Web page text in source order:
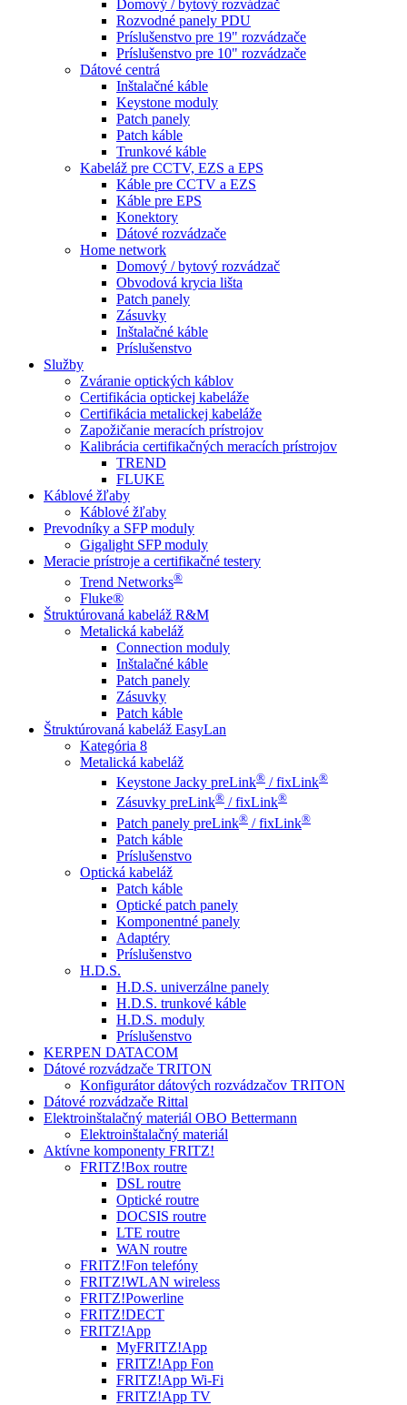
Domový / bytový rozvádzač
Rozvodné panely PDU
Príslušenstvo pre 19" rozvádzače
Príslušenstvo pre 10" rozvádzače
Dátové centrá
Inštalačné káble
Keystone moduly
Patch panely
Patch káble
Trunkové káble
Kabeláž pre CCTV, EZS a EPS
Káble pre CCTV a EZS
Káble pre EPS
Konektory
Dátové rozvádzače
Home network
Domový / bytový rozvádzač
Obvodová krycia lišta
Patch panely
Zásuvky
Inštalačné káble
Príslušenstvo
Služby
Zváranie optických káblov
Certifikácia optickej kabeláže
Certifikácia metalickej kabeláže
Zapožičanie meracích prístrojov
Kalibrácia certifikačných meracích prístrojov
TREND
FLUKE
Káblové žľaby
Káblové žľaby
Prevodníky a SFP moduly
Gigalight SFP moduly
Meracie prístroje a certifikačné testery
Trend Networks®
Fluke®
Štruktúrovaná kabeláž R&M
Metalická kabeláž
Connection moduly
Inštalačné káble
Patch panely
Zásuvky
Patch káble
Štruktúrovaná kabeláž EasyLan
Kategória 8
Metalická kabeláž
Keystone Jacky preLink® / fixLink®
Zásuvky preLink® / fixLink®
Patch panely preLink® / fixLink®
Patch káble
Príslušenstvo
Optická kabeláž
Patch káble
Optické patch panely
Komponentné panely
Adaptéry
Príslušenstvo
H.D.S.
H.D.S. univerzálne panely
H.D.S. trunkové káble
H.D.S. moduly
Príslušenstvo
KERPEN DATACOM
Dátové rozvádzače TRITON
Konfigurátor dátových rozvádzačov TRITON
Dátové rozvádzače Rittal
Elektroinštalačný materiál OBO Bettermann
Elektroinštalačný materiál
Aktívne komponenty FRITZ!
FRITZ!Box routre
DSL routre
Optické routre
DOCSIS routre
LTE routre
WAN routre
FRITZ!Fon telefóny
FRITZ!WLAN wireless
FRITZ!Powerline
FRITZ!DECT
FRITZ!App
MyFRITZ!App
FRITZ!App Fon
FRITZ!App Wi-Fi
FRITZ!App TV